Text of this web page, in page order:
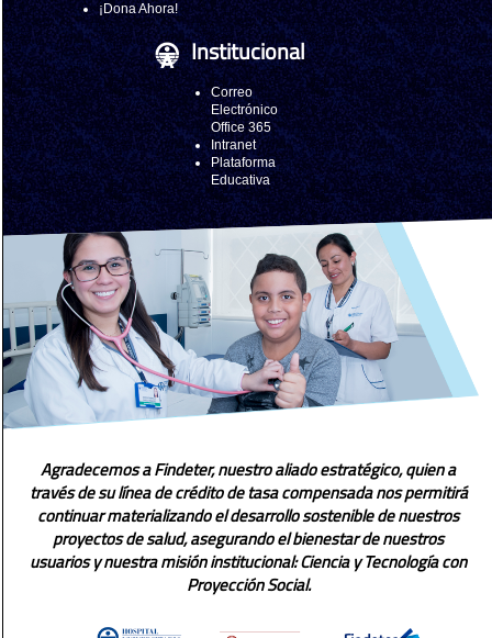
¡Dona Ahora!
Institucional
Correo
Electrónico
Office 365
Intranet
Plataforma
Educativa
Agradecemos a Findeter, nuestro aliado estratégico, quien a
través de su línea de crédito de tasa compensada nos permitirá
continuar materializando el desarrollo sostenible de nuestros
proyectos de salud, asegurando el bienestar de nuestros
usuarios y nuestra misión institucional: Ciencia y Tecnología con
Proyección Social.